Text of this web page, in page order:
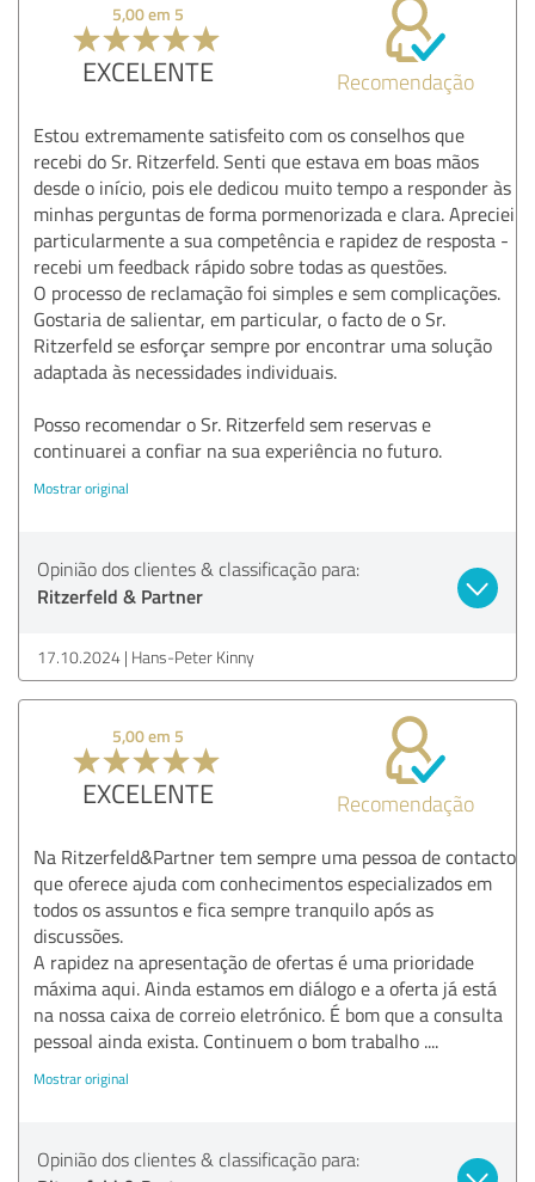
5,00 em 5
EXCELENTE Recomendação
Estou extremamente satisfeito com os conselhos que
recebi do Sr. Ritzerfeld. Senti que estava em boas mãos
desde o início, pois ele dedicou muito tempo a responder às
minhas perguntas de forma pormenorizada e clara. Apreciei
particularmente a sua competência e rapidez de resposta -
recebi um feedback rápido sobre todas as questões.
O processo de reclamação foi simples e sem complicações.
Gostaria de salientar, em particular, o facto de o Sr.
Ritzerfeld se esforçar sempre por encontrar uma solução
adaptada às necessidades individuais.
Posso recomendar o Sr. Ritzerfeld sem reservas e
continuarei a confiar na sua experiência no futuro.
Mostrar original
Opinião dos clientes & classificação para:
Ritzerfeld & Partner
17.10.2024 Hans-Peter Kinny
5,00 em 5
EXCELENTE Recomendação
Na Ritzerfeld&Partner tem sempre uma pessoa de contacto
que oferece ajuda com conhecimentos especializados em
todos os assuntos e fica sempre tranquilo após as
discussões.
A rapidez na apresentação de ofertas é uma prioridade
máxima aqui. Ainda estamos em diálogo e a oferta já está
na nossa caixa de correio eletrónico. É bom que a consulta
pessoal ainda exista. Continuem o bom trabalho ....
Mostrar original
Opinião dos clientes & classificação para: